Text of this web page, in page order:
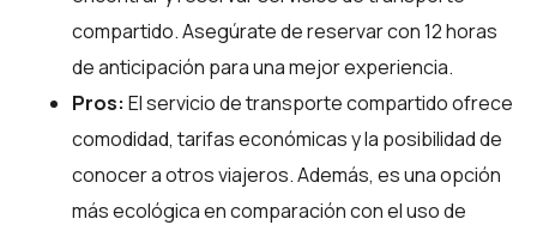
compartido. Asegúrate de reservar con 12 horas
de anticipación para una mejor experiencia.
Pros: El servicio de transporte compartido ofrece
comodidad, tarifas económicas y la posibilidad de
conocer a otros viajeros. Además, es una opción
más ecológica en comparación con el uso de